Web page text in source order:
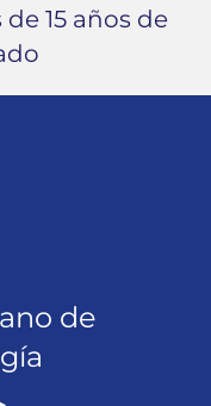
15 años de
de